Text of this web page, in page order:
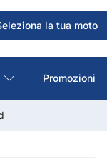
la tua moto
Promozioni